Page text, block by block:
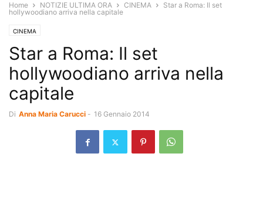
Home NOTIZIE ULTIMA ORA CINEMA
Star a Roma: Il set
hollywoodiano arriva nella capitale
CINEMA
Star a Roma: Il set
hollywoodiano arriva nella
capitale
Di Anna Maria Carucci - 16 Gennaio 2014